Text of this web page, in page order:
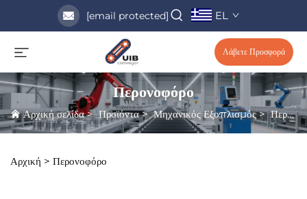
[email protected] EL
Λάβετε Προσφορά
Περονοφόρο
Αρχική σελίδα>Προϊόντα>Μηχανικός Εξοπλισμός>Περονοφόρο
Αρχική > Περονοφόρο